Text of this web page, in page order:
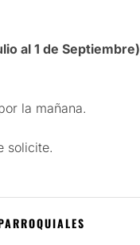
al 1 de Septiembre)
la mañana.
solicite.